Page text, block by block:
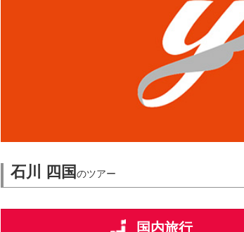
石川 四国のツアー
国内旅行